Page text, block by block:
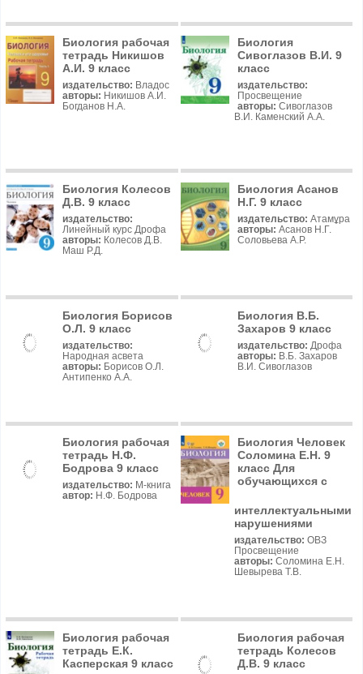
Биология рабочая
тетрадь Никишов
А.И. 9 класс
издательство: Владос
авторы: Никишов А.И.
Богданов Н.А.
Биология
Сивоглазов В.И. 9
класс
издательство:
Просвещение
авторы: Сивоглазов
В.И. Каменский А.А.
Биология Колесов
Д.В. 9 класс
издательство:
Линейный курс Дрофа
авторы: Колесов Д.В.
Маш Р.Д.
Биология Асанов
Н.Г. 9 класс
издательство: Атамұра
авторы: Асанов Н.Г.
Соловьева А.Р.
Биология Борисов
О.Л. 9 класс
издательство:
Народная асвета
авторы: Борисов О.Л.
Антипенко А.А.
Биология В.Б.
Захаров 9 класс
издательство: Дрофа
авторы: В.Б. Захаров
В.И. Сивоглазов
Биология рабочая
тетрадь Н.Ф.
Бодрова 9 класс
издательство: М-книга
автор: Н.Ф. Бодрова
Биология Человек
Соломина Е.Н. 9
класс Для
обучающихся с
интеллектуальными
нарушениями
издательство: ОВЗ
Просвещение
авторы: Соломина Е.Н.
Шевырева Т.В.
Биология рабочая
тетрадь Е.К.
Касперская 9 класс
Биология рабочая
тетрадь Колесов
Д.В. 9 класс